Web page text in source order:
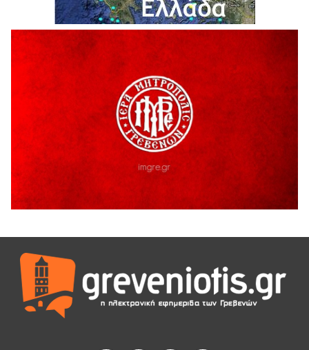
6 Αυγούστου 2026
H παραδοχή λαθών είναι (και) δύναμη
5 Αυγούστου 2026
Ο ΑΝΔΡΕΑΣ ΑΣΛΑΝΙΔΗΣ ΣΥΝΕΧΙΖΕΙ ΣΤΟΝ ΠΡΩΤΕΑ
ΓΡΕΒΕΝΩΝ
5 Αυγούστου 2026
Ευχαριστήριο Εκπολιτιστικού Συλλόγου Ταξιάρχη προς κ.
Παρασχάκη Αθανάσιο
5 Αυγούστου 2026
Διακοπή υδροδότησης του Α΄ κλάδου ύδρευσης
5 Αυγούστου 2026
Θερινό Σινεμά στο πλαίσιο του «Πολιτιστικού
Καλοκαιριού 2026» με την βραβευμένη ταινία «Μικρές
Ανάσες».
5 Αυγούστου 2026